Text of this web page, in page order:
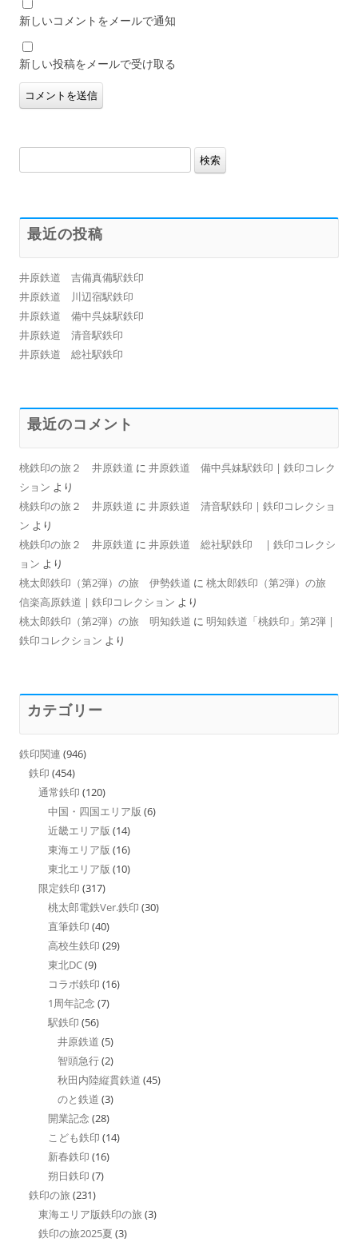
新しいコメントをメールで通知
新しい投稿をメールで受け取る
索:
最近の投稿
井原鉄道 吉備真備駅鉄印
井原鉄道 川辺宿駅鉄印
井原鉄道 備中呉妹駅鉄印
井原鉄道 清音駅鉄印
井原鉄道 総社駅鉄印
最近のコメント
桃鉄印の旅２ 井原鉄道 に 井原鉄道 備中呉妹駅鉄印 | 鉄印コレク
ション より
桃鉄印の旅２ 井原鉄道 に 井原鉄道 清音駅鉄印 | 鉄印コレクショ
ン より
桃鉄印の旅２ 井原鉄道 に 井原鉄道 総社駅鉄印 | 鉄印コレクシ
ョン より
桃太郎鉄印（第2弾）の旅 伊勢鉄道 に 桃太郎鉄印（第2弾）の旅
信楽高原鉄道 | 鉄印コレクション より
桃太郎鉄印（第2弾）の旅 明知鉄道 に 明知鉄道「桃鉄印」第2弾 |
鉄印コレクション より
カテゴリー
鉄印関連 (946)
鉄印 (454)
通常鉄印 (120)
中国・四国エリア版 (6)
近畿エリア版 (14)
東海エリア版 (16)
東北エリア版 (10)
限定鉄印 (317)
桃太郎電鉄Ver.鉄印 (30)
直筆鉄印 (40)
高校生鉄印 (29)
東北DC(9)
コラボ鉄印 (16)
1周年記念 (7)
駅鉄印 (56)
井原鉄道 (5)
智頭急行(2)
秋田内陸縦貫鉄道 (45)
のと鉄道 (3)
開業記念 (28)
こども鉄印 (14)
新春鉄印 (16)
朔日鉄印 (7)
鉄印の旅 (231)
東海エリア版鉄印の旅 (3)
鉄印の旅2025夏 (3)